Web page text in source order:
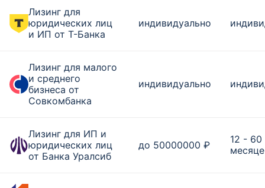
Лизинг для
юридических лиц
и ИП от Т-Банка
индивидуально
Лизинг для малого
и среднего
бизнеса от
Совкомбанка
индивидуально
Лизинг для ИП и
юридических лиц
от Банка Уралсиб
до 50000000 ₽
12 - 60